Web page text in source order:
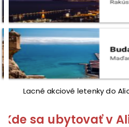
Lacné akciové letenky do
Kde sa ubytovať v